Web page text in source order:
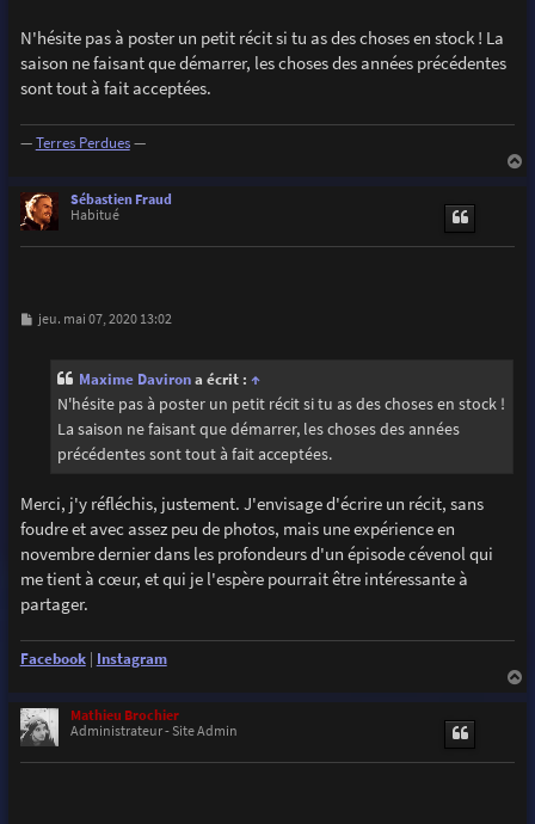
N'hésite pas à poster un petit récit si tu as des choses en stock ! La
saison ne faisant que démarrer, les choses des années précédentes
sont tout à fait acceptées.
—Terres Perdues—
Sébastien Fraud
Habitué
M
jeu. mai 07, 2020 13:02
Maxime Davirona écrit : ↑
N'hésite pas à poster un petit récit si tu as des choses en stock !
La saison ne faisant que démarrer, les choses des années
précédentes sont tout à fait acceptées.
Merci, j'y réfléchis, justement. J'envisage d'écrire un récit, sans
foudre et avec assez peu de photos, mais une expérience en
novembre dernier dans les profondeurs d'un épisode cévenol qui
me tient à cœur, et qui je l'espère pourrait être intéressante à
partager.
Facebook| Instagram
Mathieu Brochier
Administrateur - Site Admin